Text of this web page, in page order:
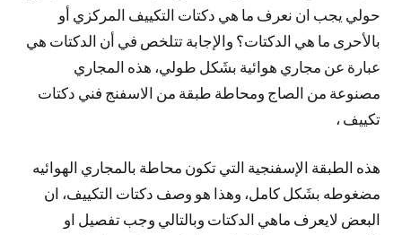
حولي يجب ان نعرف ما هي دكتات التكييف المركزي أو
بالأحرى ما هي الدكتات؟ والإجابة تتلخص في أن الدكتات هي
عبارة عن مجاري هوائية بشَكل طولي، هذه المجاري
مصنوعة من الصاج ومحاطة طبقة من الاسفنج فني دكتات
تكييف ،
هذه الطبقة الإسفنجية التي تكون محاطة بالمجاري الهوائيه
مضغوطه بشَكل كامل، وهذا هو وصف دكتات التكييف، ان
البعض لايعرف ماهي الدكتات وبالتالي وجب تفصيل او